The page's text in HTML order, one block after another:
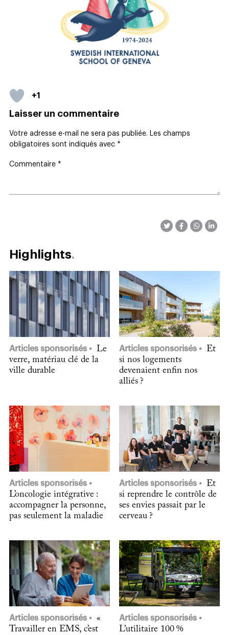
+1
Laisser un commentaire
Votre adresse e-mail ne sera pas publiée.
Les champs
obligatoires sont indiqués avec *
Commentaire *
Highlights
Articles sponsorisés
Le
verre, matériau clé de la
ville durable
Articles sponsorisés
Et
si nos logements
devenaient enfin nos
alliés ?
Articles sponsorisés
L’oncologie intégrative :
accompagner la personne,
pas seulement la maladie
Articles sponsorisés
Et
si reprendre le contrôle de
ses envies passait par le
cerveau ?
Articles sponsorisés
«
Travailler en EMS, c’est
Articles sponsorisés
L’utilitaire 100 %